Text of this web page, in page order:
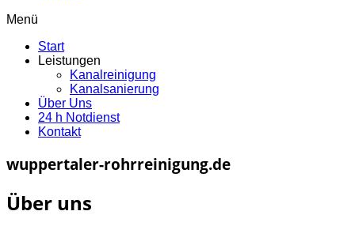
Menü
Start
Leistungen
Kanalreinigung
Kanalsanierung
Über Uns
24 h Notdienst
Kontakt
wuppertaler-rohrreinigung.de
Über uns